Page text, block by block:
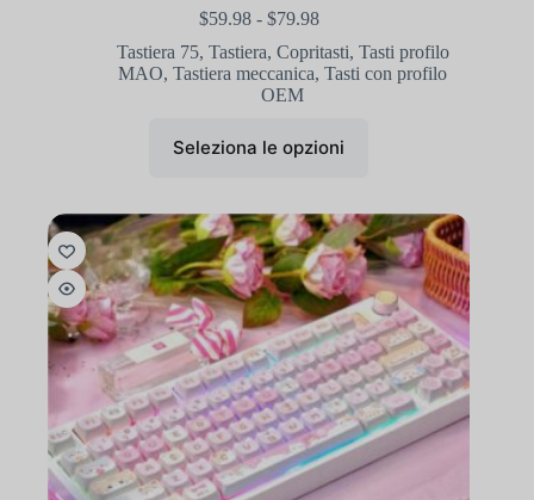
$59.98 - $79.98
Tastiera 75, Tastiera, Copritasti, Tasti profilo
MAO,Tastiera meccanica,Tasti con profilo
OEM
Seleziona le opzioni